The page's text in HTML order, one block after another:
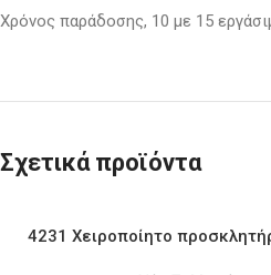
Χρόνος παράδοσης, 10 με 15
Σχετικά προϊόντα
4231 Χειροποίητο